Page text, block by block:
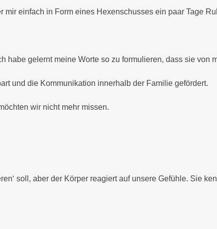
einfach in Form eines Hexenschusses ein paar Tage
habe gelernt meine Worte so zu formulieren, dass sie von
und die Kommunikation innerhalb der Familie gefördert.
wir nicht mehr missen.
soll, aber der Körper reagiert auf unsere Gefühle. Sie